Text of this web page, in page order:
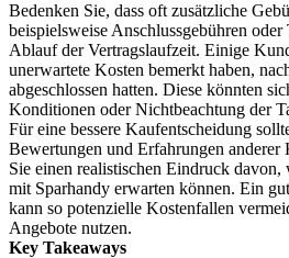
Bedenken Sie, dass oft zusätzliche
beispielsweise Anschlussgebühren
Ablauf der Vertragslaufzeit. Einige
unerwartete Kosten bemerkt haben,
abgeschlossen hatten. Diese könnten
Konditionen oder Nichtbeachtung der
Für eine bessere Kaufentscheidung
Bewertungen und Erfahrungen anderer
Sie einen realistischen Eindruck davon,
mit Sparhandy erwarten können. Ein
kann so potenzielle Kostenfallen
Angebote nutzen.
Key Takeaways